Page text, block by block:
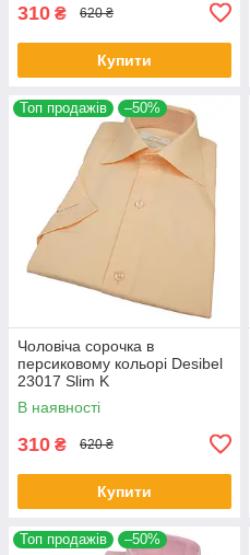
310 ₴ 620 ₴
Купити
Топ продажів –50%
Чоловіча сорочка в
персиковому кольорі Desibel
23017 Slim K
В наявності
310 ₴ 620 ₴
Купити
Топ продажів –50%